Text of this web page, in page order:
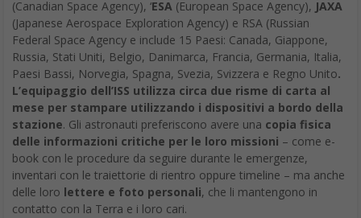
(Canadian Space Agency), ‘ESA (European Space Agency), JAXA
(Japanese Aerospace Exploration Agency) e RSA (Russian
Federal Space Agency e include 15 Paesi: Canada, Giappone,
Russia, Stati Uniti, Belgio, Danimarca, Francia, Germania, Italia,
Paesi Bassi, Norvegia, Spagna, Svezia, Svizzera e Regno Unito.
L’equipaggio dell’ISS utilizza circa due risme di carta al
mese per stampare utilizzando i dispositivi a bordo della
stazione. Gli astronauti preferiscono avere una copia fisica
delle informazioni critiche per le loro missioni – come e-
book con le procedure da seguire durante le emergenze,
inventari con le traiettorie di rientro oppure timeline – ma anche
delle loro lettere e foto personali, che li mantengono in
contatto con la Terra e i loro cari.